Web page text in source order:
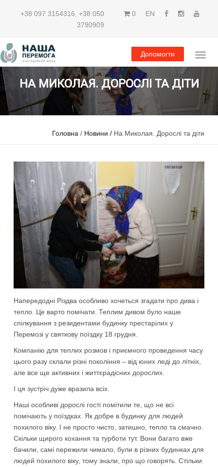
+38 097 3154316 +38 050
3790909
0 EN
Допомогти
НА МИКОЛАЯ. ДОРОСЛІ ТА ДІТИ
Головна / Новини / На Миколая. Дорослі та діти
Напередодні Різдва особливо хочеться згадати про дива і
тепло. Це варто помічати. Теплим дивом було наше
спілкування з резидентами будинку престарілих у
Перемозі у святкову поїздку 18 грудня.
Компанію для теплих розмов і приємного проведення часу
цього разу склали різні покоління – від юних леді до літніх,
але все ще активних і життєрадісних дорослих.
І ця зустріч дуже вразила всіх.
Наші особливі дорослі гості помітили те, що не всі
помічають у поїздках. Як добре в будинку для людей
похилого віку. І не просто чисто, затишно, тепло та смачно.
Скільки щирого кохання та турботи тут. Вони багато вже
бачили, самі пережили чимало, були в різних будинках для
людей похилого віку, тому знали, про що говорять. Стільки